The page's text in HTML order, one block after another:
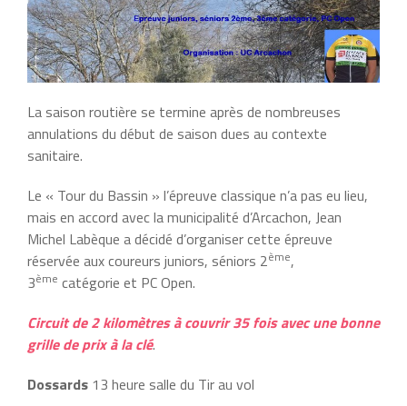
La saison routière se termine après de nombreuses
annulations du début de saison dues au contexte
sanitaire.
Le « Tour du Bassin » l’épreuve classique n’a pas eu lieu,
mais en accord avec la municipalité d’Arcachon, Jean
Michel Labèque a décidé d’organiser cette épreuve
réservée aux coureurs juniors, séniors 2ème,
3ème catégorie et PC Open.
Circuit de 2 kilomètres à couvrir 35 fois avec une bonne
grille de prix à la clé.
Dossards 13 heure salle du Tir au vol